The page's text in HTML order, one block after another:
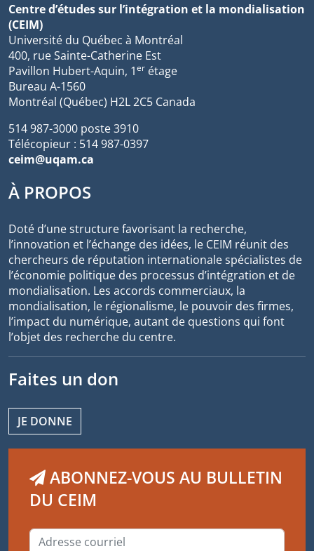
Centre d’études sur l’intégration et la mondialisation
(CEIM)
Université du Québec à Montréal
400, rue Sainte-Catherine Est
Pavillon Hubert-Aquin, 1er étage
Bureau A-1560
Montréal (Québec) H2L 2C5 Canada
514 987-3000 poste 3910
Télécopieur : 514 987-0397
ceim@uqam.ca
À PROPOS
Doté d’une structure favorisant la recherche,
l’innovation et l’échange des idées, le CEIM réunit des
chercheurs de réputation internationale spécialistes de
l’économie politique des processus d’intégration et de
mondialisation. Les accords commerciaux, la
mondialisation, le régionalisme, le pouvoir des firmes,
l’impact du numérique, autant de questions qui font
l’objet des recherche du centre.
Faites un don
JE DONNE
ABONNEZ-VOUS AU BULLETIN
DU CEIM